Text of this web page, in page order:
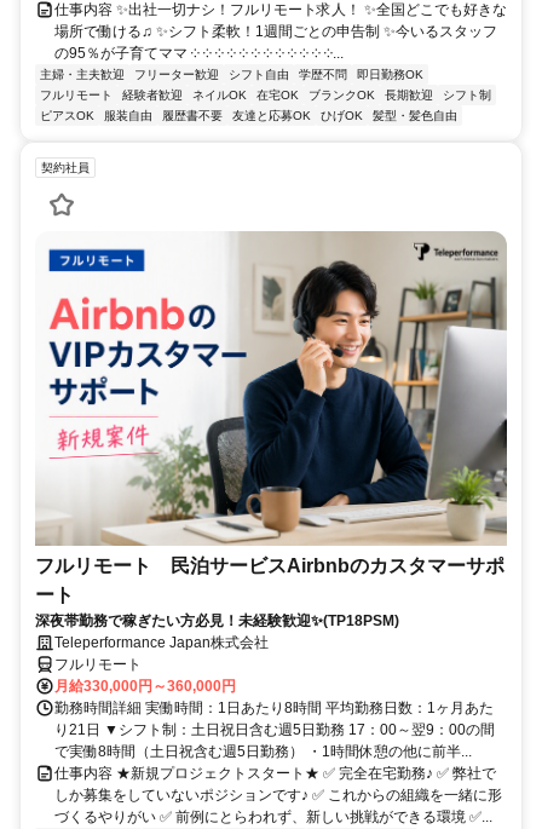
仕事内容 ✨出社一切ナシ！フルリモート求人！ ✨全国どこでも好きな
場所で働ける♫ ✨シフト柔軟！1週間ごとの申告制 ✨今いるスタッフ
の95％が子育てママ ༶ ༶ ༶ ༶ ༶ ༶ ༶ ༶ ༶ ༶ ༶ ༶...
主婦・主夫歓迎 フリーター歓迎 シフト自由 学歴不問
即日勤務OK
フルリモート
経験者歓迎 ネイルOK 在宅OK ブランクOK 長期歓迎
シフト制
ピアスOK
服装自由 履歴書不要 友達と応募OK ひげOK 髪型・髪色自由
契約社員
フルリモート 民泊サービスAirbnbのカスタマーサポ
ート
深夜帯勤務で稼ぎたい方必見！未経験歓迎✨(TP18PSM)
Teleperformance Japan株式会社
フルリモート
月給330,000円～360,000円
勤務時間詳細 実働時間：1日あたり8時間 平均勤務日数：1ヶ月あた
り21日 ▼シフト制：土日祝日含む週5日勤務 17：00～翌9：00の間
で実働8時間（土日祝含む週5日勤務） ・1時間休憩の他に前半...
仕事内容 ★新規プロジェクトスタート★ ✅ 完全在宅勤務♪ ✅ 弊社で
しか募集をしていないポジションです♪ ✅ これからの組織を一緒に形
づくるやりがい ✅ 前例にとらわれず、新しい挑戦ができる環境 ✅...